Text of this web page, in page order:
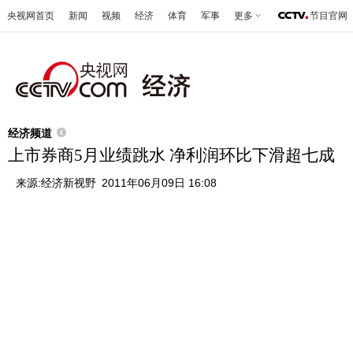
央视网首页 新闻 视频 经济 体育 军事 更多 节目官网
经济频道
上市券商5月业绩跳水 净利润环比下滑超七成
来源:经济新视野 2011年06月09日 16:08